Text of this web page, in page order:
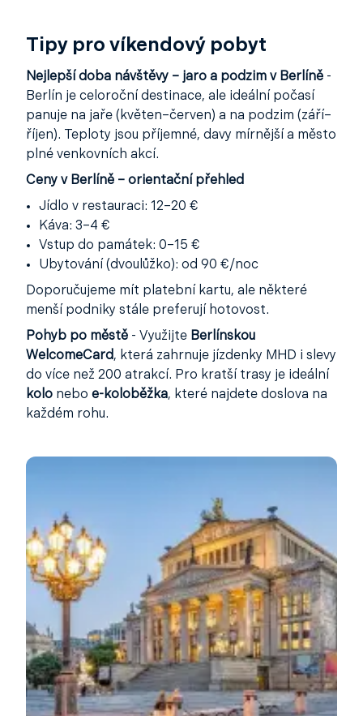
Tipy pro víkendový pobyt
Nejlepší doba návštěvy – jaro a podzim v Berlíně -
Berlín je celoroční destinace, ale ideální počasí
panuje na jaře (květen–červen) a na podzim (září–
říjen). Teploty jsou příjemné, davy mírnější a město
plné venkovních akcí.
Ceny v Berlíně – orientační přehled
Jídlo v restauraci: 12–20 €
Káva: 3–4 €
Vstup do památek: 0–15 €
Ubytování (dvoulůžko): od 90 €/noc
Doporučujeme mít platební kartu, ale některé
menší podniky stále preferují hotovost.
Pohyb po městě - Využijte Berlínskou
WelcomeCard, která zahrnuje jízdenky MHD i slevy
do více než 200 atrakcí. Pro kratší trasy je ideální
kolo nebo e-koloběžka, které najdete doslova na
každém rohu.